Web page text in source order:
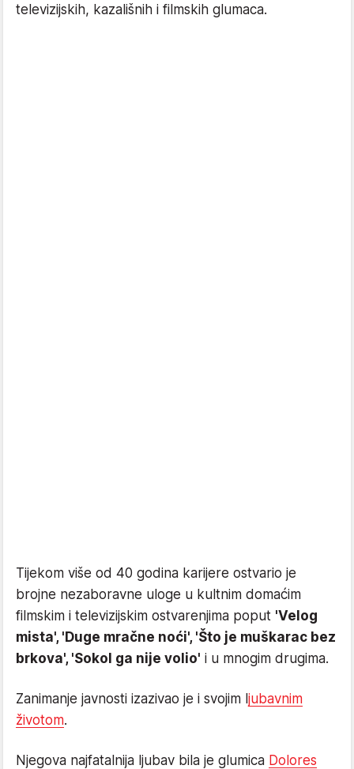
televizijskih, kazališnih i filmskih glumaca.
Tijekom više od 40 godina karijere ostvario je
brojne nezaboravne uloge u kultnim domaćim
filmskim i televizijskim ostvarenjima poput 'Velog
mista', 'Duge mračne noći', 'Što je muškarac bez
brkova', 'Sokol ga nije volio' i u mnogim drugima.
Zanimanje javnosti izazivao je i svojim ljubavnim
životom.
Njegova najfatalnija ljubav bila je glumica Dolores